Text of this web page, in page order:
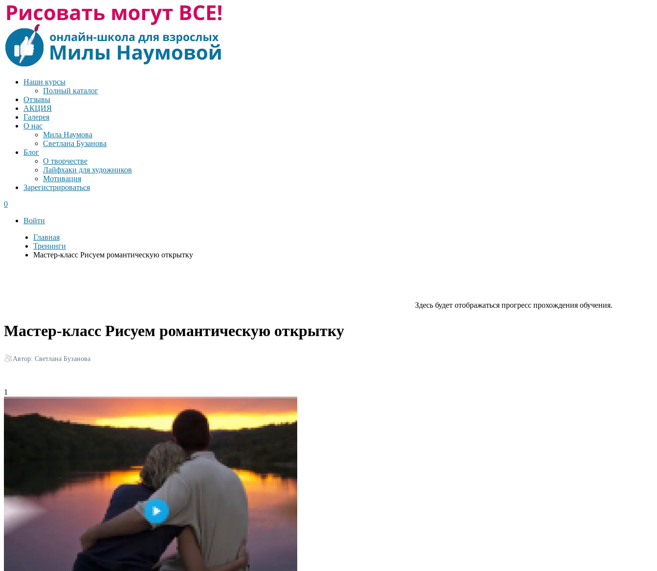
Наши курсы
Полный каталог
Отзывы
АКЦИЯ
Галерея
О нас
Мила Наумова
Светлана Бузанова
Блог
О творчестве
Лайфхаки для художников
Мотивация
Зарегистрироваться
0
Войти
Главная
Тренинги
Мастер-класс Рисуем романтическую открытку
Мастер-класс Рисуем романтическую открытку
Автор: Светлана Бузанова
1
Здесь будет отображаться прогресс прохождения обучения.